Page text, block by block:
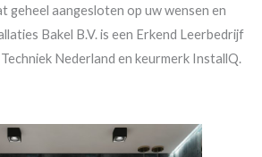
geheel aangesloten op uw wensen en
Bakel B.V. is een Erkend Leerbedrijf
Nederland en keurmerk InstallQ.